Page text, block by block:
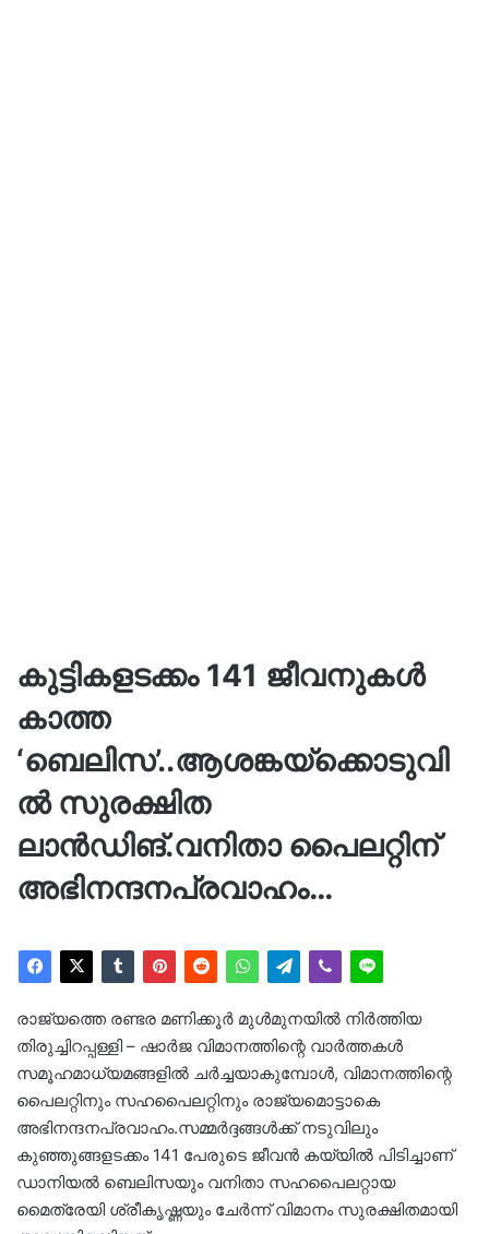
കുട്ടികളടക്കം 141 ജീവനുകൾ
കാത്ത
‘ബെലിസ’..ആശങ്കയ്ക്കൊടുവി
ൽ സുരക്ഷിത
ലാൻഡിങ്.വനിതാ പൈലറ്റിന്
അഭിനന്ദനപ്രവാഹം…
രാജ്യത്തെ രണ്ടര മണിക്കൂർ മുൾമുനയിൽ നിർത്തിയ
തിരുച്ചിറപ്പള്ളി – ഷാർജ വിമാനത്തിന്റെ വാർത്തകൾ
സമൂഹമാധ്യമങ്ങളിൽ ചർച്ചയാകുമ്പോൾ, വിമാനത്തിന്റെ
പൈലറ്റിനും സഹപൈലറ്റിനും രാജ്യമൊട്ടാകെ
അഭിനന്ദനപ്രവാഹം.സമ്മർദ്ദങ്ങൾക്ക് നടുവിലും
കുഞ്ഞുങ്ങളടക്കം 141 പേരുടെ ജീവൻ കയ്യിൽ പിടിച്ചാണ്
ഡാനിയല്‍ ബെലിസയും വനിതാ സഹപൈലറ്റായ
മൈത്രേയി ശ്രീകൃഷ്ണയും ചേർന്ന് വിമാനം സുരക്ഷിതമായി